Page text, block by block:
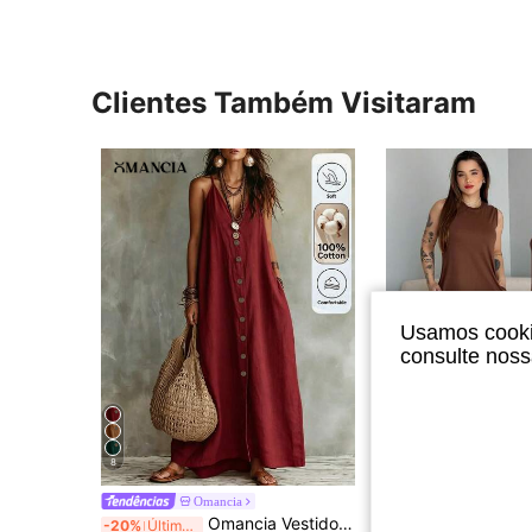
Clientes Também Visitaram
8
Omancia
-20% Últimos 3 dias Omancia Vestido Casual de Verão para Férias em Cor Sólida Feminino
Usamos
consulte